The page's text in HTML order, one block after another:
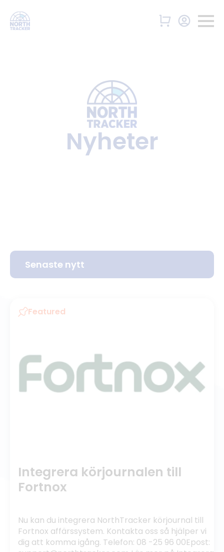
Nyheter
Senaste nytt
Featured
Integrera körjournalen till
Fortnox
Nu kan du integrera NorthTracker körjournal till
Fortnox affärssystem. Kontakta oss så hjälper vi
dig att komma igång. Telefon: 08 -25 96 00Epost: